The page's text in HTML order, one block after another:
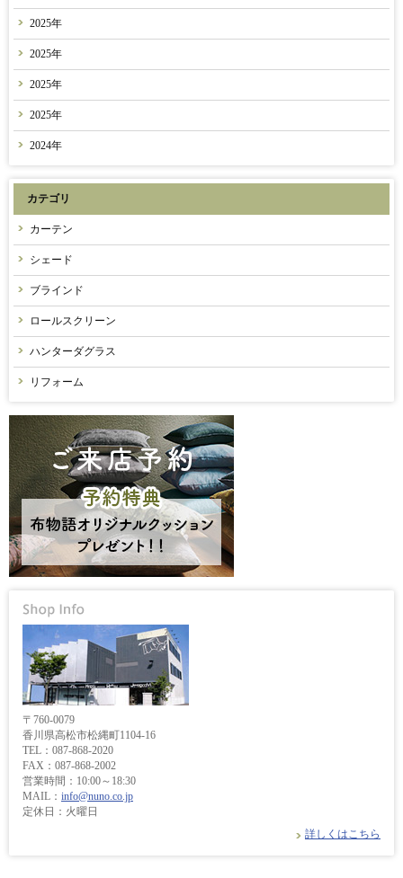
2025年
2025年
2025年
2025年
2024年
カテゴリ
カーテン
シェード
ブラインド
ロールスクリーン
ハンターダグラス
リフォーム
〒760-0079
香川県高松市松縄町1104-16
TEL：087-868-2020
FAX：087-868-2002
営業時間：10:00～18:30
MAIL： info@nuno.co.jp
定休日：火曜日
詳しくはこちら